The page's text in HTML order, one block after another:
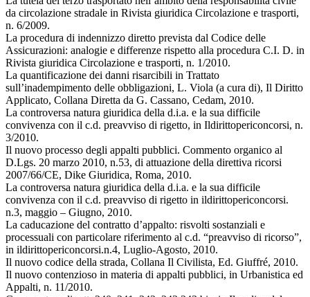
da circolazione stradale in Rivista giuridica Circolazione e trasporti,
n. 6/2009.
La procedura di indennizzo diretto prevista dal Codice delle
Assicurazioni: analogie e differenze rispetto alla procedura C.I. D. in
Rivista giuridica Circolazione e trasporti, n. 1/2010.
La quantificazione dei danni risarcibili in Trattato
sull’inadempimento delle obbligazioni, L. Viola (a cura di), Il Diritto
Applicato, Collana Diretta da G. Cassano, Cedam, 2010.
La controversa natura giuridica della d.i.a. e la sua difficile
convivenza con il c.d. preavviso di rigetto, in Ildirittopericoncorsi, n.
3/2010.
Il nuovo processo degli appalti pubblici. Commento organico al
D.Lgs. 20 marzo 2010, n.53, di attuazione della direttiva ricorsi
2007/66/CE, Dike Giuridica, Roma, 2010.
La controversa natura giuridica della d.i.a. e la sua difficile
convivenza con il c.d. preavviso di rigetto in ildirittopericoncorsi.
n.3, maggio – Giugno, 2010.
La caducazione del contratto d’appalto: risvolti sostanziali e
processuali con particolare riferimento al c.d. “preavviso di ricorso”,
in ildirittopericoncorsi.n.4, Luglio-Agosto, 2010.
Il nuovo codice della strada, Collana Il Civilista, Ed. Giuffré, 2010.
Il nuovo contenzioso in materia di appalti pubblici, in Urbanistica ed
Appalti, n. 11/2010.